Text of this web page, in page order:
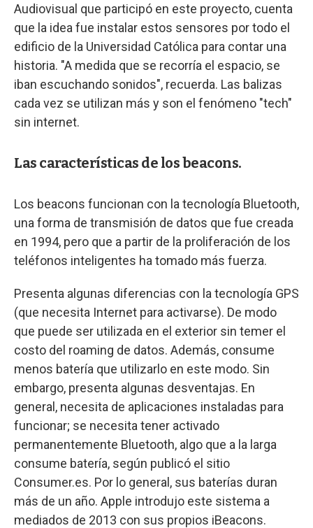
Audiovisual que participó en este proyecto, cuenta
que la idea fue instalar estos sensores por todo el
edificio de la Universidad Católica para contar una
historia. "A medida que se recorría el espacio, se
iban escuchando sonidos", recuerda. Las balizas
cada vez se utilizan más y son el fenómeno "tech"
sin internet.
Las características de los beacons.
Los beacons funcionan con la tecnología Bluetooth,
una forma de transmisión de datos que fue creada
en 1994, pero que a partir de la proliferación de los
teléfonos inteligentes ha tomado más fuerza.
Presenta algunas diferencias con la tecnología GPS
(que necesita Internet para activarse). De modo
que puede ser utilizada en el exterior sin temer el
costo del roaming de datos. Además, consume
menos batería que utilizarlo en este modo. Sin
embargo, presenta algunas desventajas. En
general, necesita de aplicaciones instaladas para
funcionar; se necesita tener activado
permanentemente Bluetooth, algo que a la larga
consume batería, según publicó el sitio
Consumer.es. Por lo general, sus baterías duran
más de un año. Apple introdujo este sistema a
mediados de 2013 con sus propios iBeacons.